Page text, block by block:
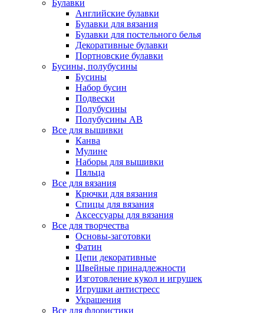
Булавки
Английские булавки
Булавки для вязания
Булавки для постельного белья
Декоративные булавки
Портновские булавки
Бусины, полубусины
Бусины
Набор бусин
Подвески
Полубусины
Полубусины AB
Все для вышивки
Канва
Мулине
Наборы для вышивки
Пяльца
Все для вязания
Крючки для вязания
Спицы для вязания
Аксессуары для вязания
Все для творчества
Основы-заготовки
Фатин
Цепи декоративные
Швейные принадлежности
Изготовление кукол и игрушек
Игрушки антистресс
Украшения
Все для флористики